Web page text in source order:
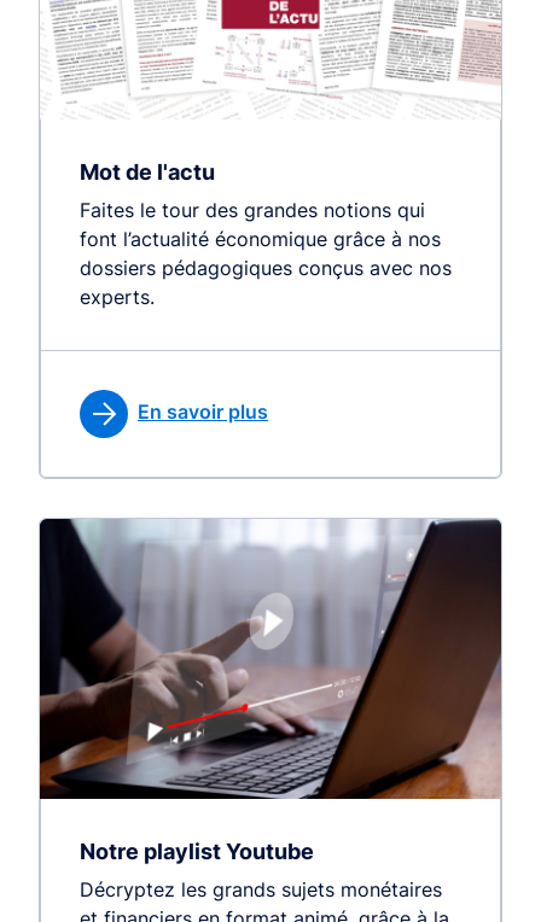
Mot de l'actu
Faites le tour des grandes notions qui
font l’actualité économique grâce à nos
dossiers pédagogiques conçus avec nos
experts.
En savoir plus
Notre playlist Youtube
Décryptez les grands sujets monétaires